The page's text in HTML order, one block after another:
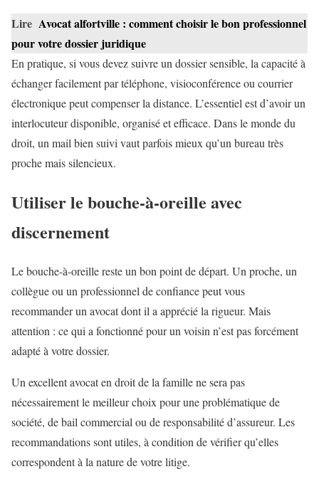
Lire Avocat alfortville : comment choisir le bon professionnel
pour votre dossier juridique
En pratique, si vous devez suivre un dossier sensible, la capacité à
échanger facilement par téléphone, visioconférence ou courrier
électronique peut compenser la distance. L’essentiel est d’avoir un
interlocuteur disponible, organisé et efficace. Dans le monde du
droit, un mail bien suivi vaut parfois mieux qu’un bureau très
proche mais silencieux.
Utiliser le bouche-à-oreille avec
discernement
Le bouche-à-oreille reste un bon point de départ. Un proche, un
collègue ou un professionnel de confiance peut vous
recommander un avocat dont il a apprécié la rigueur. Mais
attention : ce qui a fonctionné pour un voisin n’est pas forcément
adapté à votre dossier.
Un excellent avocat en droit de la famille ne sera pas
nécessairement le meilleur choix pour une problématique de
société, de bail commercial ou de responsabilité d’assureur. Les
recommandations sont utiles, à condition de vérifier qu’elles
correspondent à la nature de votre litige.